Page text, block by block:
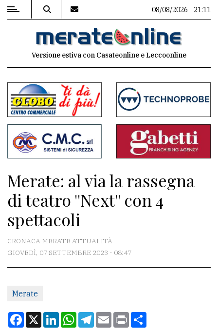
MENU
commenti
Contenuti
del
sito
Associazioni
Meteo
CONTATTI
Scrivici
Per
la
08/08/2026 - 21:11
Versione estiva con Casateonline e Leccoonline
Merate: al via la rassegna
di teatro ''Next'' con 4
spettacoli
CRONACA MERATE ATTUALITÀ
GIOVEDÌ, 07 SETTEMBRE 2023 - 08:47
Merate
Facebook
X LinkedInWhatsApp
Telegram
EmailPrint